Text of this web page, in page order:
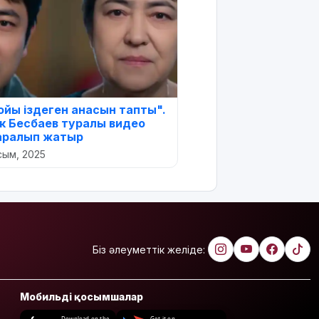
іздеген анасын тапты".
Бесбаев туралы видео
жатыр
2025
Біз әлеуметтік желіде:
Мобильді қосымшалар